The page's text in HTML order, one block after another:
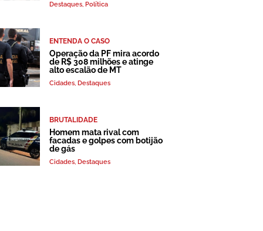
Destaques, Política
ENTENDA O CASO
Operação da PF mira acordo
de R$ 308 milhões e atinge
alto escalão de MT
Cidades, Destaques
BRUTALIDADE
Homem mata rival com
facadas e golpes com botijão
de gás
Cidades, Destaques